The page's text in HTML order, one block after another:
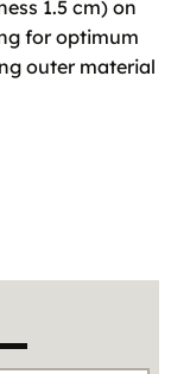
1.5 cm) on
for optimum
outer material